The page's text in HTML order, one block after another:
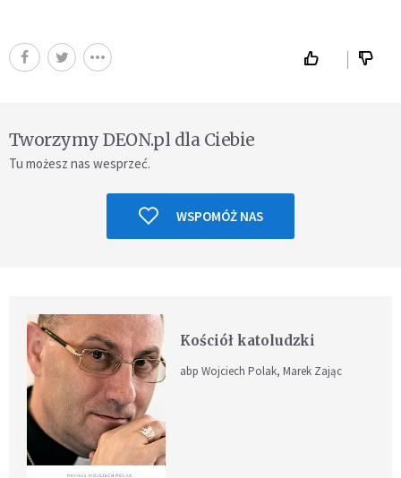
Tworzymy DEON.pl dla Ciebie
Tu możesz nas wesprzeć.
WSPOMÓŻ NAS
Kościół katoludzki
abp Wojciech Polak, Marek Zając